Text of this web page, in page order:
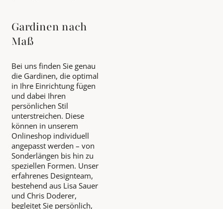
Gardinen nach
Maß
Bei uns finden Sie genau
die Gardinen, die optimal
in Ihre Einrichtung fügen
und dabei Ihren
persönlichen Stil
unterstreichen. Diese
können in unserem
Onlineshop individuell
angepasst werden – von
Sonderlängen bis hin zu
speziellen Formen. Unser
erfahrenes Designteam,
bestehend aus Lisa Sauer
und Chris Doderer,
begleitet Sie persönlich,